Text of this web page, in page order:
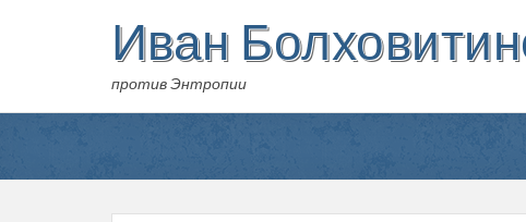
Иван
против Энтропии